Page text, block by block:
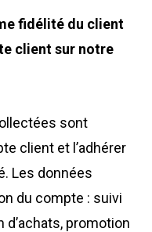
fidélité du client
client sur notre
sont
client et l’adhérer
Les données
du compte : suivi
promotion